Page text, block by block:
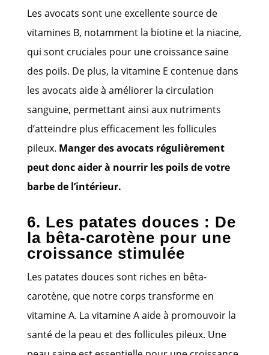
Les avocats sont une excellente source de
vitamines B, notamment la biotine et la niacine,
qui sont cruciales pour une croissance saine
des poils. De plus, la vitamine E contenue dans
les avocats aide à améliorer la circulation
sanguine, permettant ainsi aux nutriments
d’atteindre plus efficacement les follicules
pileux. Manger des avocats régulièrement
peut donc aider à nourrir les poils de votre
barbe de l’intérieur.
6. Les patates douces : De
la bêta-carotène pour une
croissance stimulée
Les patates douces sont riches en bêta-
carotène, que notre corps transforme en
vitamine A. La vitamine A aide à promouvoir la
santé de la peau et des follicules pileux. Une